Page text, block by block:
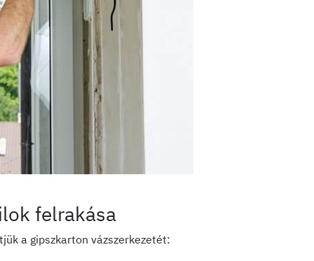
felrakása
a gipszkarton vázszerkezetét: